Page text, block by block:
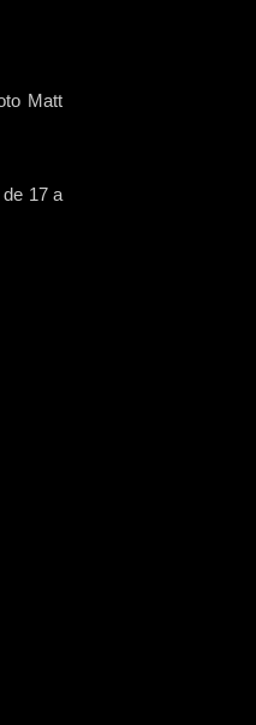
Matt
17 a